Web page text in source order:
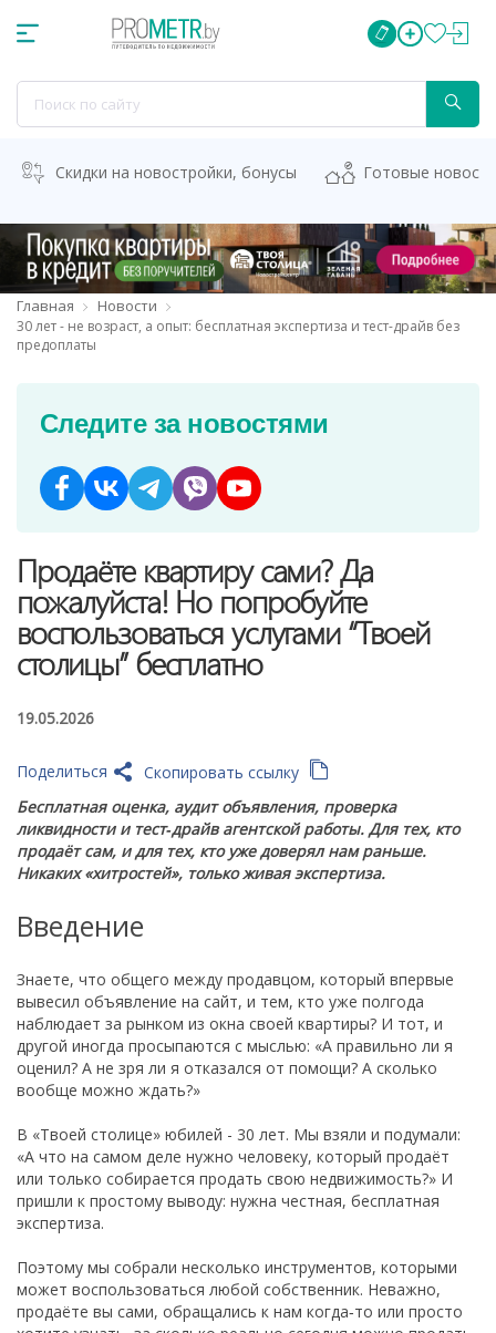
Скидки на новостройки, бонусы Готовые
Главная Новости
30 лет - не возраст, а опыт: бесплатная экспертиза и тест-драйв без
предоплаты
Следите за новостями
Продаёте квартиру сами? Да
пожалуйста! Но попробуйте
воспользоваться услугами “Твоей
столицы” бесплатно
19.05.2026
Скопировать ссылку
Поделиться
Бесплатная оценка, аудит объявления, проверка
ликвидности и тест‑драйв агентской работы. Для тех, кто
продаёт сам, и для тех, кто уже доверял нам раньше.
Никаких «хитростей», только живая экспертиза.
Введение
Знаете, что общего между продавцом, который впервые
вывесил объявление на сайт, и тем, кто уже полгода
наблюдает за рынком из окна своей квартиры? И тот, и
другой иногда просыпаются с мыслью: «А правильно ли я
оценил? А не зря ли я отказался от помощи? А сколько
вообще можно ждать?»
В «Твоей столице» юбилей - 30 лет. Мы взяли и подумали:
«А что на самом деле нужно человеку, который продаёт
или только собирается продать свою недвижимость?» И
пришли к простому выводу: нужна честная, бесплатная
экспертиза.
Поэтому мы собрали несколько инструментов, которыми
может воспользоваться любой собственник. Неважно,
продаёте вы сами, обращались к нам когда‑то или просто